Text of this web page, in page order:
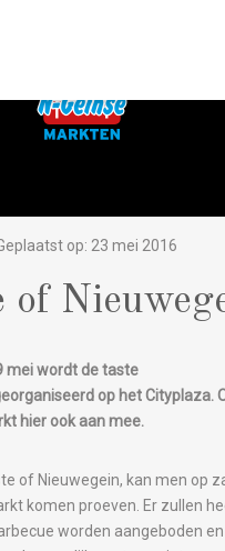
op: 23 mei 2016
of
mei wordt de taste
op het Cityplaza.
hier ook aan mee.
of Nieuwegein, kan men op
komen proeven. Er zullen
worden aangeboden en